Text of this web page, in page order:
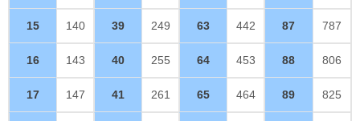
15 140 39 249 63 442 87 787
16 143 40 255 64 453 88 806
17 147 41 261 65 464 89 825